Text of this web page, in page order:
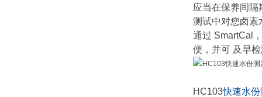
应当在保养间隔
测试中对您卤素
通过 SmartCal
便，并可 及早
HC103快速水